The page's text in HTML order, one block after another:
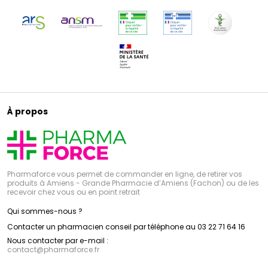
À propos
Pharmaforce vous permet de commander en ligne, de retirer vos
produits à Amiens - Grande Pharmacie d’Amiens (Fachon) ou de les
recevoir chez vous ou en point retrait
Qui sommes-nous ?
Contacter un pharmacien conseil par téléphone au 03 22 71 64 16
Nous contacter par e-mail :
contact@pharmaforce.fr